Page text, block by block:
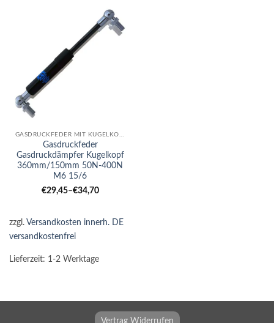
GASDRUCKFEDER MIT KUGELKOPF
Gasdruckfeder
Gasdruckdämpfer Kugelkopf
360mm/150mm 50N-400N
M6 15/6
€29,45–€34,70
zzgl. Versandkosten innerh. DE
versandkostenfrei
Lieferzeit: 1-2 Werktage
Vertrag Widerrufen